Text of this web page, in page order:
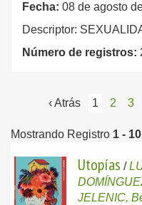
Fecha: 08 de agosto
Descriptor:
Número de registros:
‹ Atrás 1 2 3
Mostrando Registro 1 - 10
Utopías /
JELENIC,